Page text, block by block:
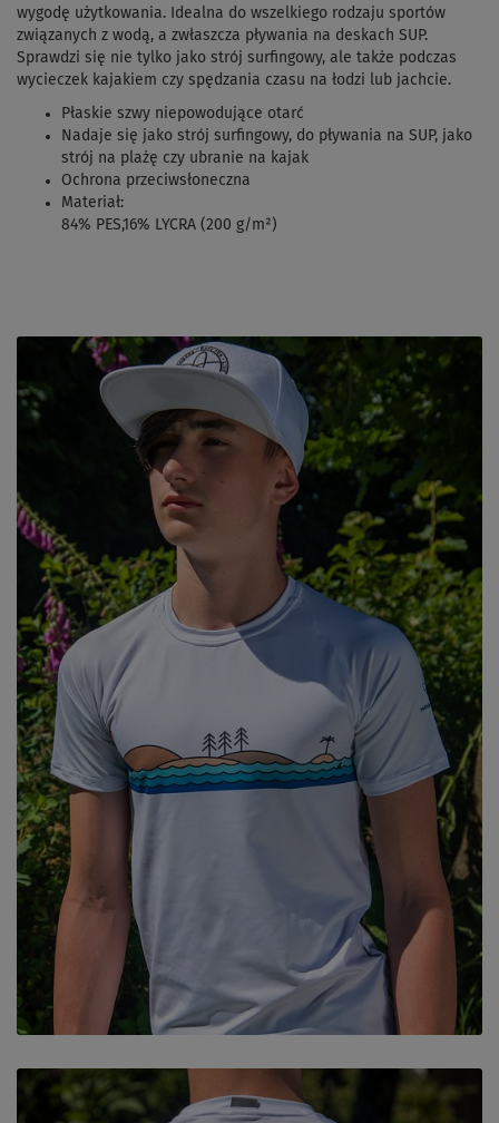
wygodę użytkowania. Idealna do wszelkiego rodzaju sportów
związanych z wodą, a zwłaszcza pływania na deskach SUP.
Sprawdzi się nie tylko jako strój surfingowy, ale także podczas
wycieczek kajakiem czy spędzania czasu na łodzi lub jachcie.
Płaskie szwy niepowodujące otarć
Nadaje się jako strój surfingowy, do pływania na SUP, jako
strój na plażę czy ubranie na kajak
Ochrona przeciwsłoneczna
Materiał:
84% PES,16% LYCRA (200 g/m²)